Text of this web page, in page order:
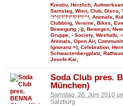
Kreativ, Herzlich
Samstag Wien Club Disco
°!^!!°!°!°!°!!°!°!°^! Animals
Clubbing Vereine Bikes
Bewegung ;-)) Bewegen
Gruppe - Society, Weshalb -
Animals
Open Air,
Ignoranz =) Celebration
Schwarzenbergplatz
Josefs-Kai
Soda Club pres.
München)
Samstag, 26. Juni 2010
Salzburg